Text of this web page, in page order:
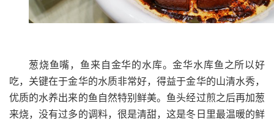
葱烧鱼嘴，鱼来自金华的水库。金华水库鱼之所以好
吃，关键在于金华的水质非常好，得益于金华的山清水秀，
优质的水养出来的鱼自然特别鲜美。鱼头经过煎之后再加葱
来烧，没有过多的调料，很是清甜，这是冬日里最温暖的鲜